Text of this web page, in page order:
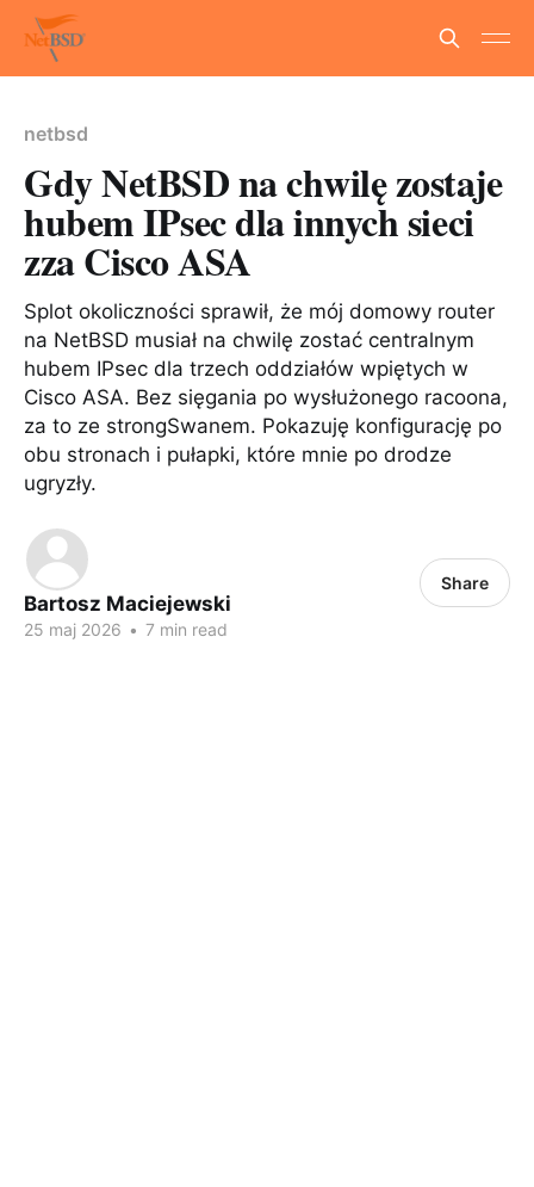
netbsd
Gdy NetBSD na chwilę zostaje
hubem IPsec dla innych sieci
zza Cisco ASA
Splot okoliczności sprawił, że mój domowy router
na NetBSD musiał na chwilę zostać centralnym
hubem IPsec dla trzech oddziałów wpiętych w
Cisco ASA. Bez sięgania po wysłużonego racoona,
za to ze strongSwanem. Pokazuję konfigurację po
obu stronach i pułapki, które mnie po drodze
ugryzły.
Bartosz Maciejewski
25 maj 2026 • 7 min read
Share